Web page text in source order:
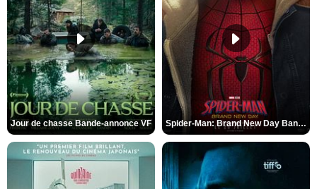
Jour de chasse Bande-annonce VF Spider-Man: Brand New Day Bande-annonce (3) VO STFR